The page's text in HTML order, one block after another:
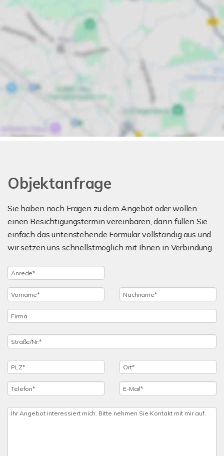
Objektanfrage
Sie haben noch Fragen zu dem Angebot oder wollen
einen Besichtigungstermin vereinbaren, dann füllen Sie
einfach das untenstehende Formular vollständig aus und
wir setzen uns schnellstmöglich mit Ihnen in Verbindung.